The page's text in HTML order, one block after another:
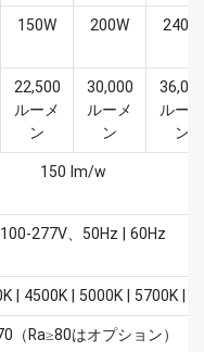
150W 200W 240W
22,500
ルーメ
ン
30,000
ルーメ
ン
ルーメ
ン
150 lm/w
277V、50Hz | 60Hz
| 4500K | 5000K | 5700K |
（Ra≥80はオプション）